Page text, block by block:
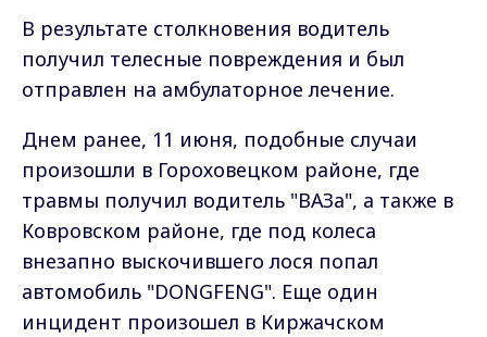
В результате столкновения водитель
получил телесные повреждения и был
отправлен на амбулаторное лечение.
Днем ранее, 11 июня, подобные случаи
произошли в Гороховецком районе, где
травмы получил водитель "ВАЗа", а также в
Ковровском районе, где под колеса
внезапно выскочившего лося попал
автомобиль "DONGFENG". Еще один
инцидент произошел в Киржачском